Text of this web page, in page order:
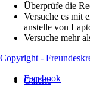
Galerie
Überprüfe die
Versuche es mit
anstelle von
Versuche mehr
Copyright -
Facebook